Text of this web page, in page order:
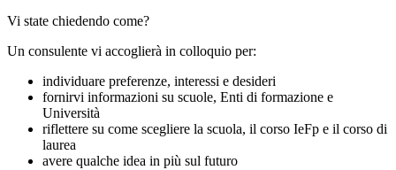
Vi state chiedendo come?
Un consulente vi accoglierà in colloquio per:
individuare preferenze, interessi e desideri
fornirvi informazioni su scuole, Enti di formazione e
Università
riflettere su come scegliere la scuola, il corso IeFp e il corso di
laurea
avere qualche idea in più sul futuro